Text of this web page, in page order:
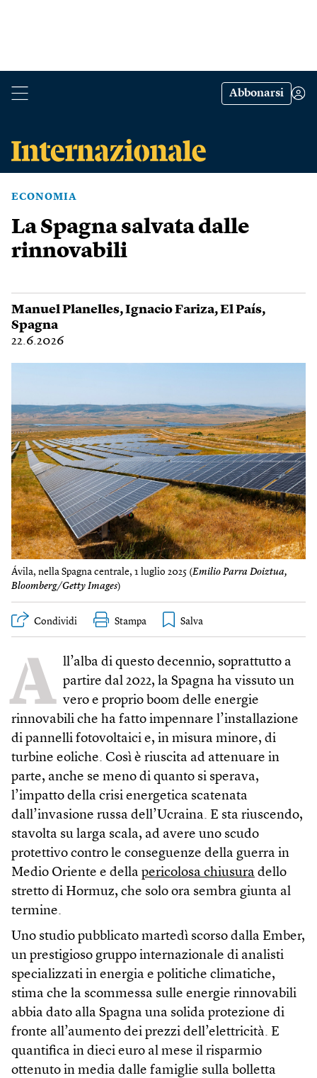
Abbonarsi
ECONOMIA
La Spagna salvata dalle
rinnovabili
Manuel Planelles,Ignacio Fariza,El País,
Spagna
22.6.2026
Ávila, nella Spagna centrale, 1 luglio 2025 (Emilio Parra Doiztua,
Bloomberg/Getty Images)
Condividi Stampa
A ll’alba di questo decennio, soprattutto a
partire dal 2022, la Spagna ha vissuto un
vero e proprio boom delle energie
rinnovabili che ha fatto impennare l’installazione
di pannelli fotovoltaici e, in misura minore, di
turbine eoliche. Così è riuscita ad attenuare in
parte, anche se meno di quanto si sperava,
l’impatto della crisi energetica scatenata
dall’invasione russa dell’Ucraina. E sta riuscendo,
stavolta su larga scala, ad avere uno scudo
protettivo contro le conseguenze della guerra in
Medio Oriente e della pericolosa chiusura dello
stretto di Hormuz, che solo ora sembra giunta al
termine.
Uno studio pubblicato martedì scorso dalla Ember,
un prestigioso gruppo internazionale di analisti
specializzati in energia e politiche climatiche,
stima che la scommessa sulle energie rinnovabili
abbia dato alla Spagna una solida protezione di
fronte all’aumento dei prezzi dell’elettricità. E
quantifica in dieci euro al mese il risparmio
ottenuto in media dalle famiglie sulla bolletta